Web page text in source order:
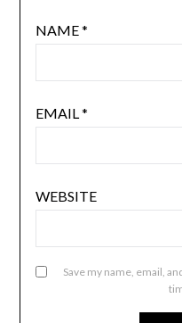
NAME*
EMAIL*
WEBSITE
Save my name, email,